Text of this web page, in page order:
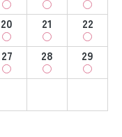
20 21
22
27 28
29